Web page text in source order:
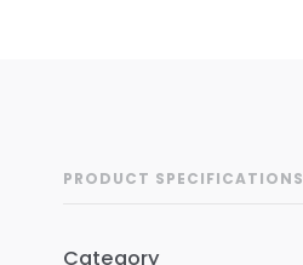
PRODUCT SPECIFICATIONS
Category